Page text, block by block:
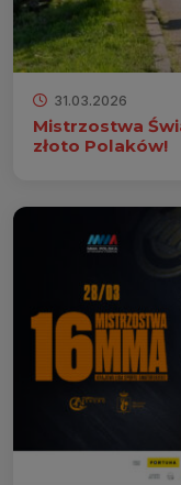
31.03.2026
Mistrzostwa
złoto Polaków!